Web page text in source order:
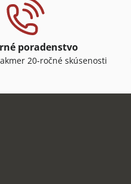
poradenstvo
20-ročné skúsenosti